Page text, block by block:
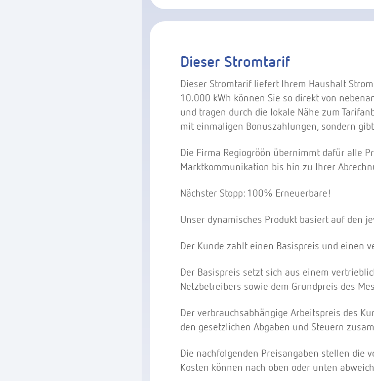
Dieser Stromtarif
Dieser Stromtarif liefert Ihrem Haushalt
10.000 kWh können Sie so direkt von
und tragen durch die lokale Nähe zum
mit einmaligen Bonuszahlungen, sondern
Die Firma Regiogröön übernimmt dafür alle
Marktkommunikation bis hin zu Ihrer
Nächster Stopp: 100% Erneuerbare!
Unser dynamisches Produkt basiert auf den
Der Kunde zahlt einen Basispreis und einen
Der Basispreis setzt sich aus einem
Netzbetreibers sowie dem Grundpreis des
Der verbrauchsabhängige Arbeitspreis des
den gesetzlichen Abgaben und Steuern
Die nachfolgenden Preisangaben stellen die
Kosten können nach oben oder unten